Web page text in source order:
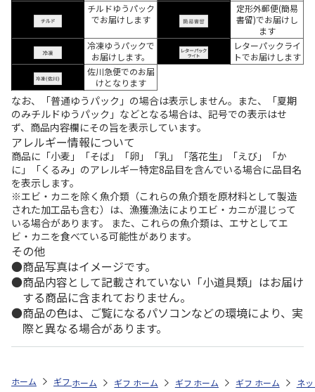
チルドゆうパック
でお届けします
定形外郵便(簡易
書留)でお届けし
ます
冷凍ゆうパックで
お届けします。
レターパックライ
トでお届けします
佐川急便でのお届
けとなります
なお、「普通ゆうパック」の場合は表示しません。また、「夏期
のみチルドゆうパック」などとなる場合は、記号での表示はせ
ず、商品内容欄にその旨を表示しています。
アレルギー情報について
商品に「小麦」「そば」「卵」「乳」「落花生」「えび」「か
に」「くるみ」のアレルギー特定8品目を含んでいる場合に品目名
を表示します。
※エビ・カニを除く魚介類（これらの魚介類を原材料として製造
された加工品も含む）は、漁獲漁法によりエビ・カニが混じって
いる場合があります。 また、これらの魚介類は、エサとしてエ
ビ・カニを食べている可能性があります。
その他
商品写真はイメージです。
商品内容として記載されていない「小道具類」はお届け
する商品に含まれておりません。
商品の色は、ご覧になるパソコンなどの環境により、実
際と異なる場合があります。
ホーム ギフトストア お中元・夏ギフト特集 2026 お菓子・スイーツ
ホーム ギフトストア お中元・夏ギフト特集 2026
ホーム ギフトストア お中元・夏ギフト
ホーム ギフトストア お
ホーム ネ